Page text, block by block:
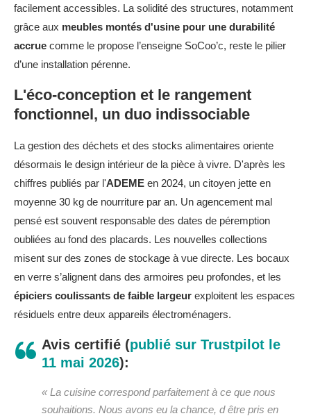
facilement accessibles. La solidité des structures, notamment
grâce aux meubles montés d'usine pour une durabilité
accrue comme le propose l’enseigne SoCoo’c, reste le pilier
d’une installation pérenne.
L'éco-conception et le rangement
fonctionnel, un duo indissociable
La gestion des déchets et des stocks alimentaires oriente
désormais le design intérieur de la pièce à vivre. D'après les
chiffres publiés par l'ADEME en 2024, un citoyen jette en
moyenne 30 kg de nourriture par an. Un agencement mal
pensé est souvent responsable des dates de péremption
oubliées au fond des placards. Les nouvelles collections
misent sur des zones de stockage à vue directe. Les bocaux
en verre s’alignent dans des armoires peu profondes, et les
épiciers coulissants de faible largeur exploitent les espaces
résiduels entre deux appareils électroménagers.
Avis certifié (publié sur Trustpilot le
11 mai 2026):
« La cuisine correspond parfaitement à ce que nous
souhaitions. Nous avons eu la chance, d être pris en